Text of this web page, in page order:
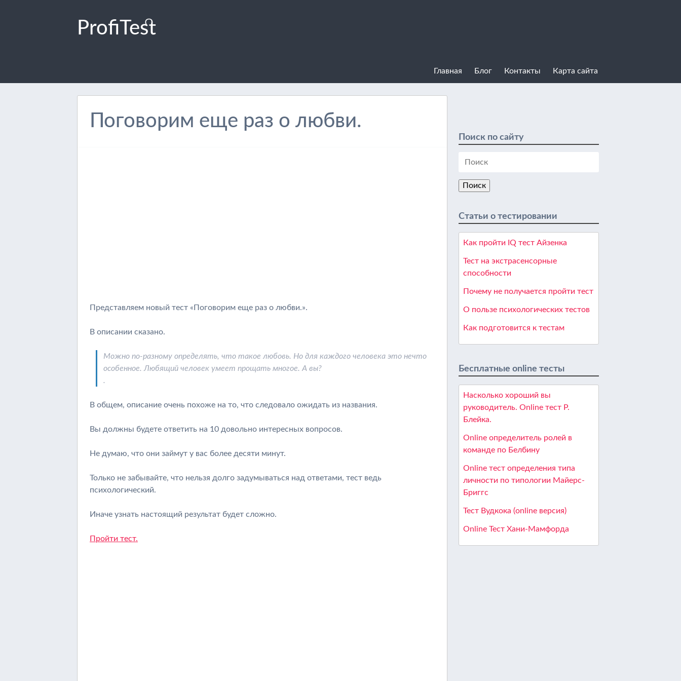
ProfiTest
Карта сайта
Контакты
Блог
Главная
Поговорим еще раз о любви.
Представляем новый тест «Поговорим еще раз о любви.».
В описании сказано.
Можно по-разному определять, что такое любовь. Но для каждого человека это нечто
особенное. Любящий человек умеет прощать многое. А вы?
.
В общем, описание очень похоже на то, что следовало ожидать из названия.
Вы должны будете ответить на 10 довольно интересных вопросов.
Не думаю, что они займут у вас более десяти минут.
Только не забывайте, что нельзя долго задумываться над ответами, тест ведь
психологический.
Иначе узнать настоящий результат будет сложно.
Пройти тест.
Поиск по сайту
Статьи о тестировании
Как пройти IQ тест Айзенка
Тест на экстрасенсорные
способности
Почему не получается пройти тест
О пользе психологических тестов
Как подготовится к тестам
Бесплатные online тесты
Насколько хороший вы
руководитель. Online тест Р.
Блейка.
Online определитель ролей в
команде по Белбину
Online тест определения типа
личности по типологии Майерс-
Бриггс
Тест Вудкока (online версия)
Online Тест Хани-Мамфорда